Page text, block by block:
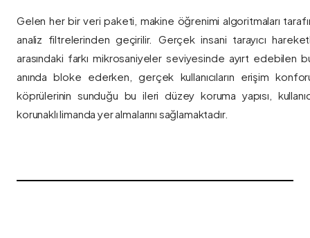
Gelen her bir veri paketi, makine öğrenimi algoritmaları
analiz filtrelerinden geçirilir. Gerçek insani tarayıcı
arasındaki farkı mikrosaniyeler seviyesinde ayırt edebilen
anında bloke ederken, gerçek kullanıcıların erişim
köprülerinin sunduğu bu ileri düzey koruma yapısı,
korunaklı limanda yer almalarını sağlamaktadır.